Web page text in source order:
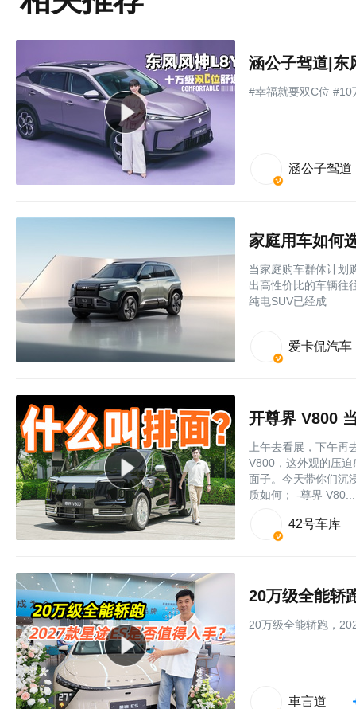
涵公子驾道|东
#幸福就要双C位 #10
涵公子驾道
家庭用车如何
当家庭购车群体计划
出高性价比的车辆往
纯电SUV已经成
爱卡侃汽车
开尊界 V800
上午去看展，下午
V800，这外观的压
面子。今天带你们沉
质如何； -尊界
42号车库
20万级全能轿
20万级全能轿跑，
車言道